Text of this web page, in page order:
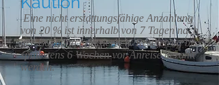
Eine nicht erstattungsfähige Anzahlung
von 20 % ist innerhalb von 7 Tagen nach
der Buchung erforderlich. Restbetrag bis
spätestens 6 Wochen vor Anreise bezahlt
werden.